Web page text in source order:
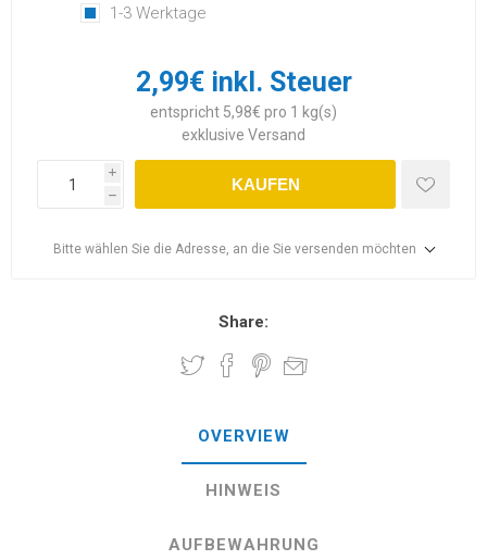
1-3 Werktage
2,99€ inkl. Steuer
entspricht 5,98€ pro 1 kg(s)
exklusive Versand
i
h
KAUFEN
Bitte wählen Sie die Adresse, an die Sie versenden möchten
Share:
OVERVIEW
HINWEIS
AUFBEWAHRUNG